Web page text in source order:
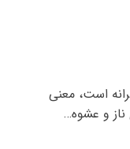
است، معنی
ناز و عشوه…